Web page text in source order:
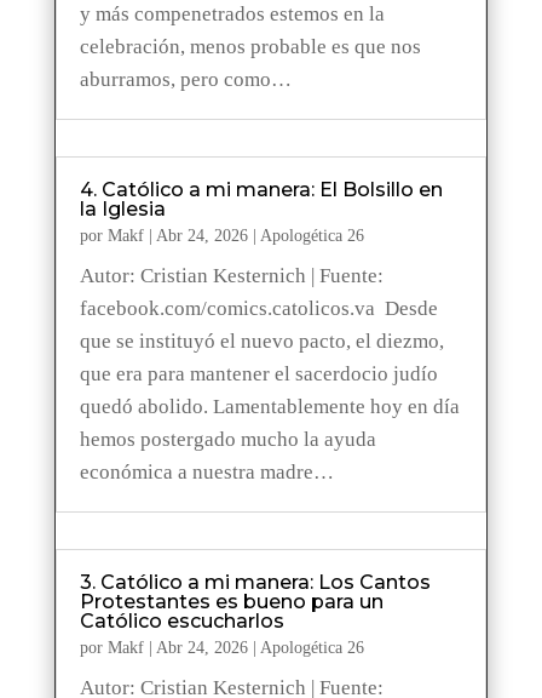
y más compenetrados estemos en la
celebración, menos probable es que nos
aburramos, pero como…
4. Católico a mi manera: El Bolsillo en
la Iglesia
por Makf| Abr 24, 2026| Apologética 26
Autor: Cristian Kesternich | Fuente:
facebook.com/comics.catolicos.va Desde
que se instituyó el nuevo pacto, el diezmo,
que era para mantener el sacerdocio judío
quedó abolido. Lamentablemente hoy en día
hemos postergado mucho la ayuda
económica a nuestra madre…
3. Católico a mi manera: Los Cantos
Protestantes es bueno para un
Católico escucharlos
por Makf| Abr 24, 2026| Apologética 26
Autor: Cristian Kesternich | Fuente: